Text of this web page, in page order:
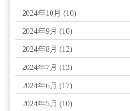
2024年10月 (10)
2024年9月 (10)
2024年8月 (12)
2024年7月 (13)
2024年6月 (17)
2024年5月 (10)